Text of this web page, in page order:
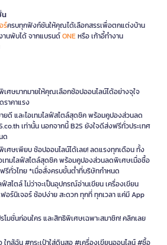
น
ร์ครบทุกฟังก์ชันให้คุณได้เลือกสรรเพื่อตกแต่งบ้าน
งานพับได้ จากแบรนด์ONEหรือ เก้าอี้ทำงาน
เศษมากมายให้คุณเลือกช้อปออนไลน์ได้อย่างจุใจ
าคาแรง
ยดี และไอเทมไลฟ์สไตล์สุดชิค พร้อมคูปองส่วนลด
เท่านั้น นอกจากนี้ B2S ยังใจดีส่งฟรีทั่วประเทศ
ด
เศษเพียบ ช้อปออนไลน์ได้เลย! ลดแรงทุกเดือน ทั้ง
เทมไลฟ์สไตล์สุดชิค พร้อมคูปองส่วนลดพิเศษเมื่อซื้อ
รีทั่วไทย *เมื่อสั่งครบขั้นต่ำที่บริษัทกำหนด
สไตล์ ไม่ว่าจะเป็นอุปกรณ์อ่านเขียน เครื่องเขียน
อร์นิเจอร์ ช้อปง่าย สะดวก ทุกที่ ทุกเวลา แค่มี App
โมชั่นก่อนใคร และสิทธิพิเศษเฉพาะสมาชิก! คลิกเลย
กล้ฉัน #กระเป๋าใส่ดินสอ #เครื่องเขียนออนไลน์ #ซื้อ